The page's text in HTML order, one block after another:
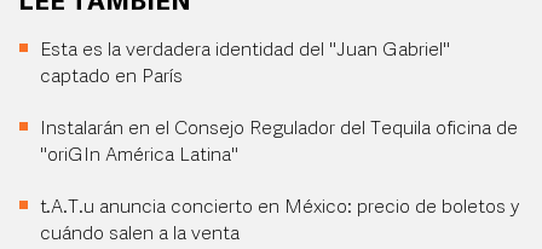
Esta es la verdadera identidad del "Juan Gabriel"
captado en París
Instalarán en el Consejo Regulador del Tequila oficina de
"oriGIn América Latina"
t.A.T.u anuncia concierto en México: precio de boletos y
cuándo salen a la venta